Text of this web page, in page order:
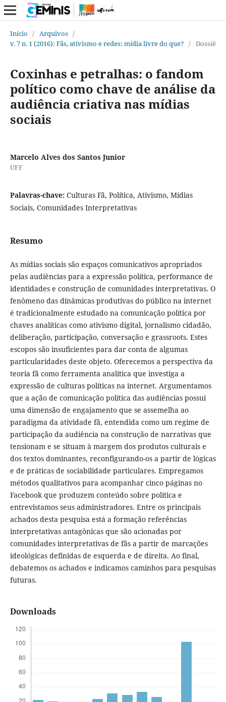
Início / Arquivos /
v. 7 n. 1 (2016): Fãs, ativismo e redes: mídia livre do que? / Dossiê
Coxinhas e petralhas: o fandom
político como chave de análise da
audiência criativa nas mídias
sociais
Marcelo Alves dos Santos Junior
UFF
Palavras-chave: Culturas Fã, Política, Ativismo, Mídias
Sociais, Comunidades Interpretativas
Resumo
As mídias sociais são espaços comunicativos apropriados
pelas audiências para a expressão política, performance de
identidades e construção de comunidades interpretativas. O
fenômeno das dinâmicas produtivas do público na internet
é tradicionalmente estudado na comunicação política por
chaves analíticas como ativismo digital, jornalismo cidadão,
deliberação, participação, conversação e grassroots. Estes
escopos são insuficientes para dar conta de algumas
particularidades deste objeto. Oferecemos a perspectiva da
teoria fã como ferramenta analítica que investiga a
expressão de culturas políticas na internet. Argumentamos
que a ação de comunicação política das audiências possui
uma dimensão de engajamento que se assemelha ao
paradigma da atividade fã, entendida como um regime de
participação da audiência na construção de narrativas que
tensionam e se situam à margem dos produtos culturais e
dos textos dominantes, reconfigurando-os a partir de lógicas
e de práticas de sociabilidade particulares. Empregamos
métodos qualitativos para acompanhar cinco páginas no
Facebook que produzem conteúdo sobre política e
entrevistamos seus administradores. Entre os principais
achados desta pesquisa está a formação referências
interpretativas antagônicas que são acionadas por
comunidades interpretativas de fãs a partir de marcações
ideológicas definidas de esquerda e de direita. Ao final,
debatemos os achados e indicamos caminhos para pesquisas
futuras.
Downloads